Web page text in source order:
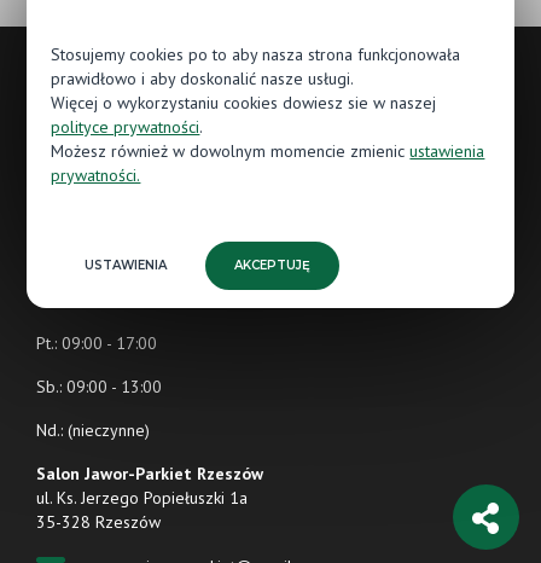
Godziny otwarcia
Pn.: 09:00 - 17:00
Śr.: 09:00 - 17:00
Pt.: 09:00 - 17:00
Sb.: 09:00 - 13:00
Nd.: (nieczynne)
Salon Jawor-Parkiet Rzeszów
ul. Ks. Jerzego Popiełuszki 1a
35-328 Rzeszów
Stosujemy cookies po to aby nasza strona funkcjonowała
prawidłowo i aby doskonalić nasze usługi.
Więcej o wykorzystaniu cookies dowiesz sie w naszej
polityce prywatności.
Możesz również w dowolnym momencie zmienicustawienia
prywatności.
USTAWIENIA AKCEPTUJĘ